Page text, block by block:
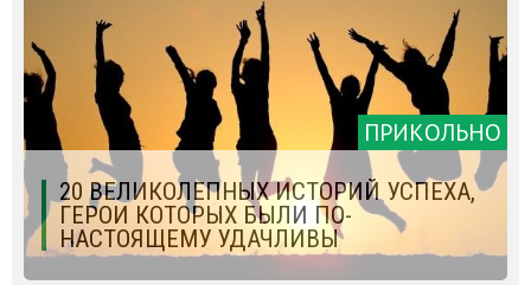
ПРИКОЛЬНО
20 ВЕЛИКОЛЕПНЫХ ИСТОРИЙ УСПЕХА,
ГЕРОИ КОТОРЫХ БЫЛИ ПО-
НАСТОЯЩЕМУ УДАЧЛИВЫ